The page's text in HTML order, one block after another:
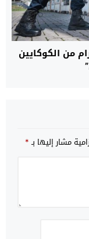
تضبط 400 كيلوغرام من الكوكايين
مشار إليها بـ*